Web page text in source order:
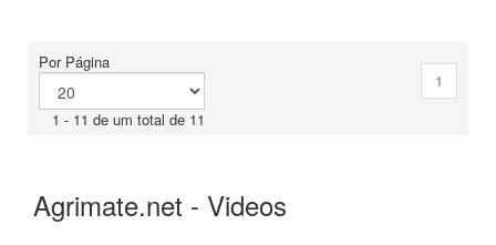
Por Página
1 - 11 de um total de 11
1
Agrimate.net - Videos